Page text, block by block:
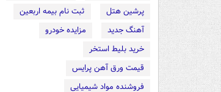
پرشین هتل
ثبت نام بیمه اربعین
آهنگ جدید
مزایده خودرو
خرید بلیط استخر
قیمت ورق آهن پرایس
فروشنده مواد شیمیایی